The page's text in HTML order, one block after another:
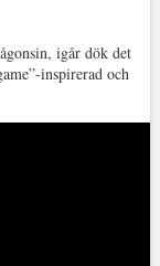
igår dök det
inspirerad och